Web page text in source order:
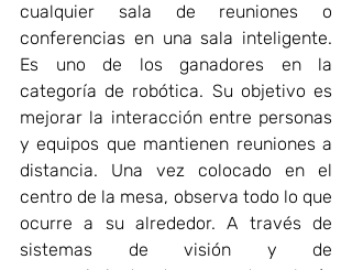
cualquier sala de reuniones o
conferencias en una sala inteligente.
Es uno de los ganadores en la
categoría de robótica. Su objetivo es
mejorar la interacción entre personas
y equipos que mantienen reuniones a
distancia. Una vez colocado en el
centro de la mesa, observa todo lo que
ocurre a su alrededor. A través de
sistemas de visión y de